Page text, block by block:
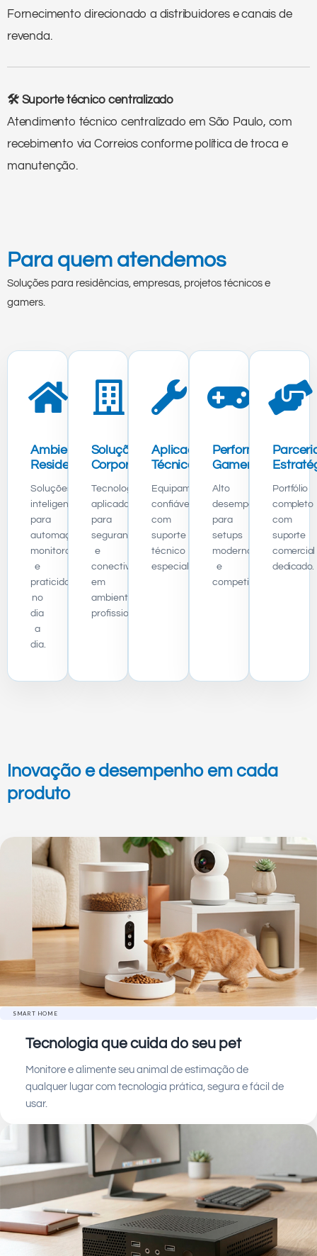
Fornecimento direcionado a distribuidores e canais de
revenda.
🛠 Suporte técnico centralizado
Atendimento técnico centralizado em São Paulo, com
recebimento via Correios conforme política de troca e
manutenção.
Para quem atendemos
Soluções para residências, empresas, projetos técnicos e
gamers.
Ambientes
Residenciais
Soluções
inteligentes
para
automação,
monitoramento
e
praticidade
no
dia
a
dia.
Soluções
Corporativas
Tecnologia
aplicada
para
segurança
e
conectividade
em
ambientes
profissionais.
Aplicações
Técnicas
Equipamentos
confiáveis
com
suporte
técnico
especializado.
Performance
Gamer
Alto
desempenho
para
setups
modernos
e
competitivos.
Portfólio
completo
com
suporte
comercial
dedicado.
Inovação e desempenho em cada
produto
SMART HOME
Tecnologia que cuida do seu pet
Monitore e alimente seu animal de estimação de
qualquer lugar com tecnologia prática, segura e fácil de
usar.